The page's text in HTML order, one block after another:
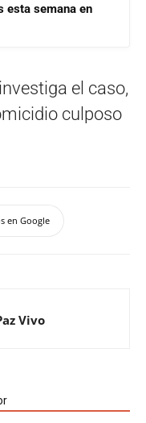
esta semana en
el caso,
culposo
en Google
Vivo